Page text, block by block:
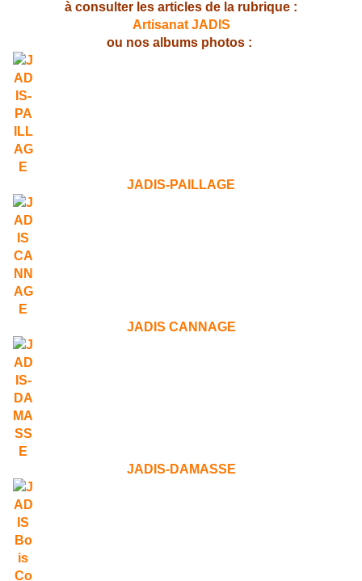
à consulter les articles de la rubrique :
Artisanat JADIS
ou nos albums photos :
JADIS-PAILLAGE
JADIS CANNAGE
JADIS-DAMASSE